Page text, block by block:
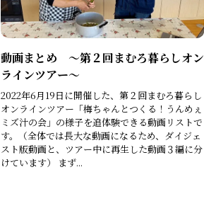
動画まとめ ～第２回まむろ暮らしオン
ラインツアー～
2022年6月19日に開催した、第２回まむろ暮らし
オンラインツアー「梅ちゃんとつくる！うんめぇ
ミズ汁の会」の様子を追体験できる動画リストで
す。（全体では長大な動画になるため、ダイジェ
スト版動画と、ツアー中に再生した動画３編に分
けています） まず...